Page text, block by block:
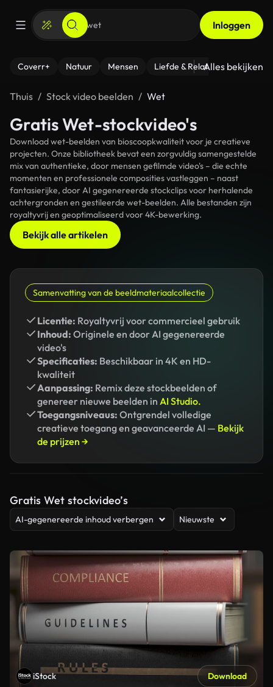
Inloggen
Coverr+ Natuur Mensen Liefde & Relaties - Fitness
Alles bekijken
Thuis Stock video beelden Wet
Gratis Wet-stockvideo's
Download wet-beelden van bioscoopkwaliteit voor je creatieve
projecten. Onze bibliotheek bevat een zorgvuldig samengestelde
mix van authentieke, door mensen gefilmde video's – die echte
momenten en professionele composities vastleggen – naast
fantasierijke, door AI gegenereerde stockclips voor herhalende
achtergronden en gestileerde wet-beelden. Alle bestanden zijn
royaltyvrij en geoptimaliseerd voor 4K-bewerking.
Bekijk alle artikelen
Samenvatting van de beeldmateriaalcollectie
Licentie: Royaltyvrij voor commercieel gebruik
Inhoud: Originele en door AI gegenereerde
video's
Specificaties: Beschikbaar in 4K en HD-
kwaliteit
Aanpassing: Remix deze stockbeelden of
genereer nieuwe beelden in AI Studio.
Toegangsniveaus: Ontgrendel volledige
creatieve toegang en geavanceerde AI — Bekijk
de prijzen →
Gratis Wet stockvideo’s
AI-gegenereerde inhoud verbergen Nieuwste
iStock Download